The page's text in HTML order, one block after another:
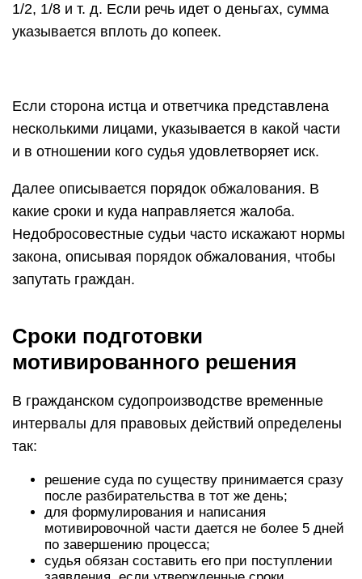
1/2, 1/8 и т. д. Если речь идет о деньгах, сумма
указывается вплоть до копеек.
Если сторона истца и ответчика представлена
несколькими лицами, указывается в какой части
и в отношении кого судья удовлетворяет иск.
Далее описывается порядок обжалования. В
какие сроки и куда направляется жалоба.
Недобросовестные судьи часто искажают нормы
закона, описывая порядок обжалования, чтобы
запутать граждан.
Сроки подготовки
мотивированного решения
В гражданском судопроизводстве временные
интервалы для правовых действий определены
так:
решение суда по существу принимается сразу
после разбирательства в тот же день;
для формулирования и написания
мотивировочной части дается не более 5 дней
по завершению процесса;
судья обязан составить его при поступлении